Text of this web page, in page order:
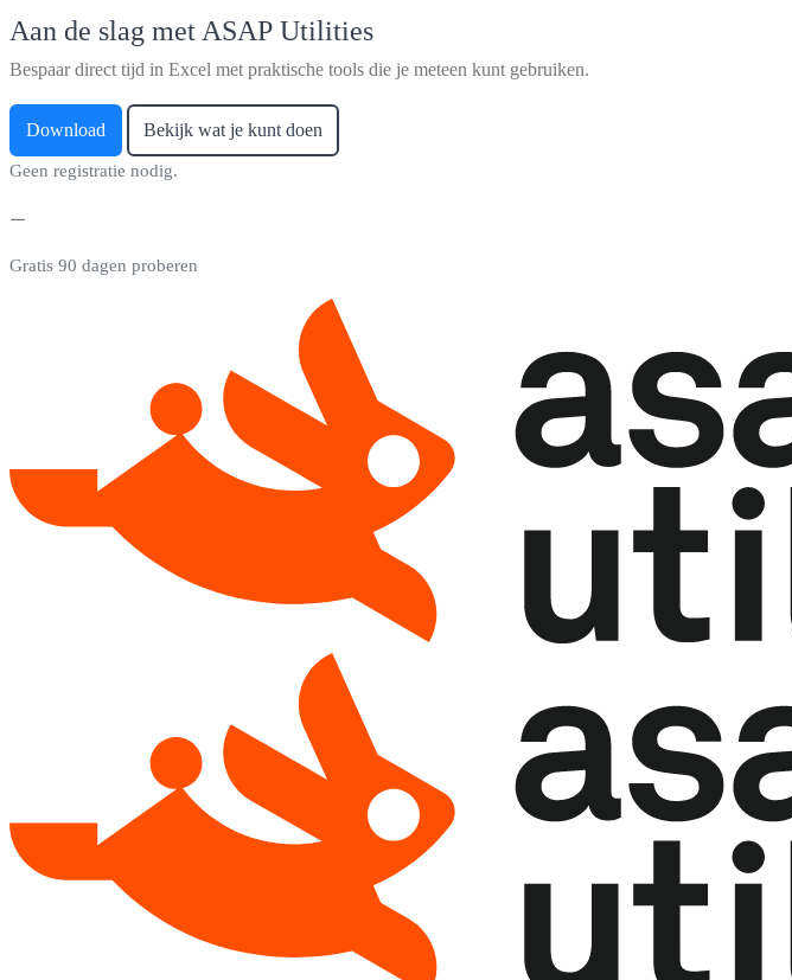
Aan de slag met ASAP Utilities
Bespaar direct tijd in Excel met praktische tools die je meteen kunt gebruiken.
Download Bekijk wat je kunt doen
Geen registratie nodig.
Gratis 90 dagen proberen